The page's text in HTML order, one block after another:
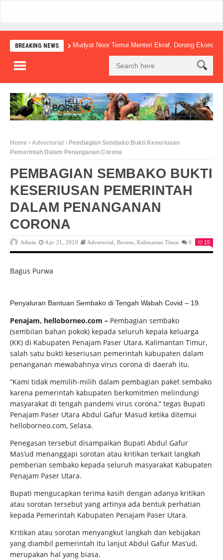
BREAKING NEWSMudyat Noor Temui Menteri Ekraf, Dorong Ekonomi
Home Advertorial
Pembagian Sembako Bukti Keseriusan
Pemerintah Dalam Penanganan Corona
PEMBAGIAN SEMBAKO BUKTI
KESERIUSAN PEMERINTAH
DALAM PENANGANAN
CORONA
Admin Apr 21, 2020 Advertorial, Borneo,Kalimantan Timur 0 15
Bagus Purwa
Penyaluran Bantuan Sembako di Tengah Wabah Covid – 19.
Penajam, helloborneo.com – Pembagian sembako
(sembilan bahan pokok) kepada seluruh kepala keluarga
(KK) di Kabupaten Penajam Paser Utara, Kalimantan Timur,
salah satu bukti keseriusan pemerintah kabupaten dalam
penanganan mewabahnya virus corona di daerah itu.
“Kami tidak memilih-milih dalam pembagian paket sembako
karena pemerintah kabupaten berkomitmen melindungi
masyarakat di tengah pandemi virus corona,” tegas Bupati
Penajam Paser Utara Abdul Gafur Masud ketika ditemui
helloborneo.com, Selasa.
Penegasan tersebut disampaikan Bupati Abdul Gafur
Mas’ud menanggapi sorotan atau kritikan terkait langkah
pemberian sembako kepada seluruh masyarakat Kabupaten
Penajam Paser Utara.
Bupati mengucapkan terima kasih dengan adanya kritikan
atau sorotan tersebut yang artinya ada bentuk perhatian
kepada Pemerintah Kabupaten Penajam Paser Utara.
Kritikan atau sorotan menyangkut langkah dan kebijakan
yang diambil pemerintah itu lanjut Abdul Gafur Mas’ud,
merupakan hal yang biasa.